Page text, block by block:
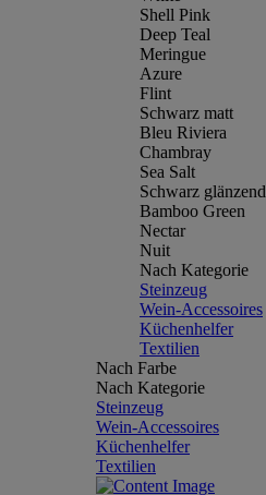
Shell Pink
Deep Teal
Meringue
Azure
Flint
Schwarz matt
Bleu Riviera
Chambray
Sea Salt
Schwarz glänzend
Bamboo Green
Nectar
Nuit
Nach Kategorie
Steinzeug
Wein-Accessoires
Küchenhelfer
Textilien
Nach Farbe
Nach Kategorie
Steinzeug
Wein-Accessoires
Küchenhelfer
Textilien